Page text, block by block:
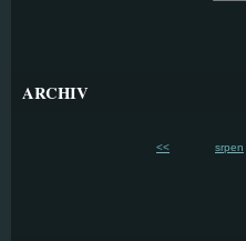
ARCHIV
<< srpen